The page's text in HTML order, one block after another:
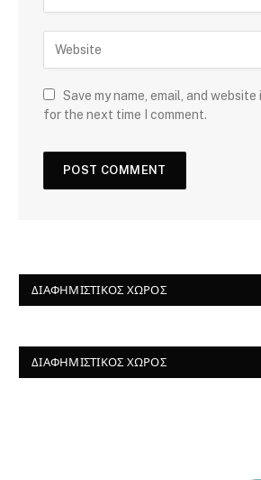
Save my name, email, and
for the next time I comment.
ΔΙΑΦΗΜΙΣΤΙΚΌΣ ΧΏΡΟΣ
ΔΙΑΦΗΜΙΣΤΙΚΌΣ ΧΏΡΟΣ